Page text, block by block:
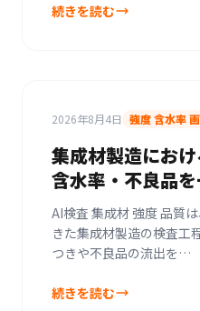
続きを読む
2026年8月4日 強度 含水率
集成材製造にお
含水率・不良品
AI検査 集成材 強度 品質
きた集成材製造の検査工
つきや不良品の流出を…
続きを読む